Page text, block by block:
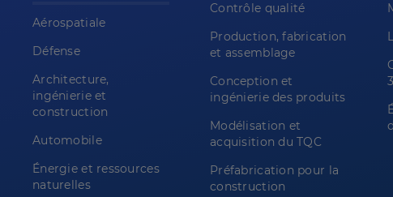
Aérospatiale
Défense
Architecture,
ingénierie et
construction
Automobile
Énergie et ressources
naturelles
Contrôle qualité
Production, fabrication
et assemblage
Conception et
ingénierie des produits
Modélisation et
acquisition du TQC
Préfabrication pour la
construction